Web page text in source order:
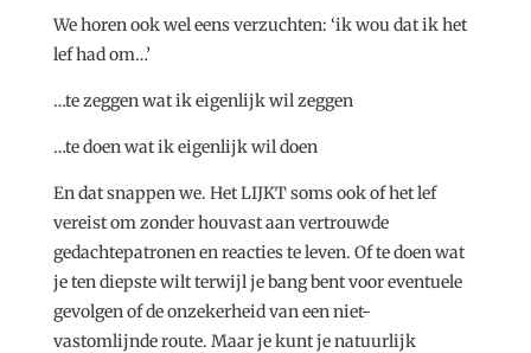
We horen ook wel eens verzuchten: ‘ik wou dat ik het
lef had om…’
…te zeggen wat ik eigenlijk wil zeggen
…te doen wat ik eigenlijk wil doen
En dat snappen we. Het LIJKT soms ook of het lef
vereist om zonder houvast aan vertrouwde
gedachtepatronen en reacties te leven. Of te doen wat
je ten diepste wilt terwijl je bang bent voor eventuele
gevolgen of de onzekerheid van een niet-
vastomlijnde route. Maar je kunt je natuurlijk